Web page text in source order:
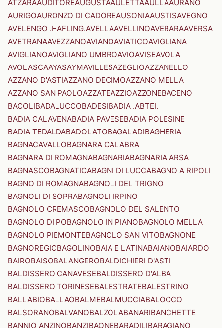
ATZARAAUDITOREAUGUSTAAULETTAAULLAAURANO
AURIGOAURONZO DI CADOREAUSONIAAUSTISAVEGNO
AVELENGO .HAFLING.AVELLAAVELLINOAVERARAAVERSA
AVETRANAAVEZZANOAVIANOAVIATICOAVIGLIANA
AVIGLIANOAVIGLIANO UMBROAVIOAVISEAVOLA
AVOLASCAAYASAYMAVILLESAZEGLIOAZZANELLO
AZZANO D'ASTIAZZANO DECIMOAZZANO MELLA
AZZANO SAN PAOLOAZZATEAZZIOAZZONEBACENO
BACOLIBADALUCCOBADESIBADIA .ABTEI.
BADIA CALAVENABADIA PAVESEBADIA POLESINE
BADIA TEDALDABADOLATOBAGALADIBAGHERIA
BAGNACAVALLOBAGNARA CALABRA
BAGNARA DI ROMAGNABAGNARIABAGNARIA ARSA
BAGNASCOBAGNATICABAGNI DI LUCCABAGNO A RIPOLI
BAGNO DI ROMAGNABAGNOLI DEL TRIGNO
BAGNOLI DI SOPRABAGNOLI IRPINO
BAGNOLO CREMASCOBAGNOLO DEL SALENTO
BAGNOLO DI POBAGNOLO IN PIANOBAGNOLO MELLA
BAGNOLO PIEMONTEBAGNOLO SAN VITOBAGNONE
BAGNOREGIOBAGOLINOBAIA E LATINABAIANOBAIARDO
BAIROBAISOBALANGEROBALDICHIERI D'ASTI
BALDISSERO CANAVESEBALDISSERO D'ALBA
BALDISSERO TORINESEBALESTRATEBALESTRINO
BALLABIOBALLAOBALMEBALMUCCIABALOCCO
BALSORANOBALVANOBALZOLABANARIBANCHETTE
BANNIO ANZINOBANZIBAONEBARADILIBARAGIANO